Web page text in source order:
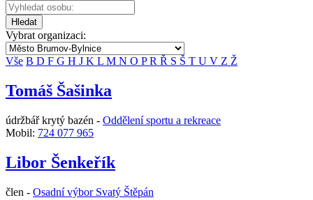
Hledat
Vybrat organizaci:
Vše B D F G H J K L M N O PR Ř S Š T U V Z Ž
Tomáš Šašinka
údržbář krytý bazén - Oddělení sportu a rekreace
Mobil: 724 077 965
Libor Šenkeřík
člen - Osadní výbor Svatý Štěpán